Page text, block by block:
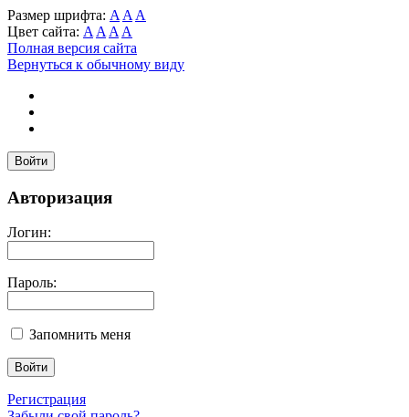
Размер шрифта: A A A
Цвет сайта: A A A A
Полная версия сайта
Вернуться к обычному виду
Войти
Авторизация
Логин:
Пароль:
Запомнить меня
Регистрация